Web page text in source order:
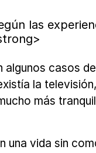
las
algunos casos
la
más
una vida sin